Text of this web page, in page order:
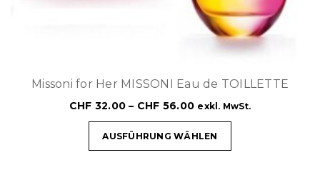
Missoni for Her MISSONI Eau de TOILLETTE
CHF 32.00 – CHF 56.00 exkl. MwSt.
AUSFÜHRUNG WÄHLEN